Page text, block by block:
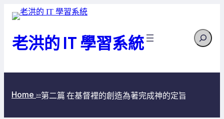
老洪的 IT 學習系統 Search
Home >>第二篇 在基督裡的創造為著完成神的定旨